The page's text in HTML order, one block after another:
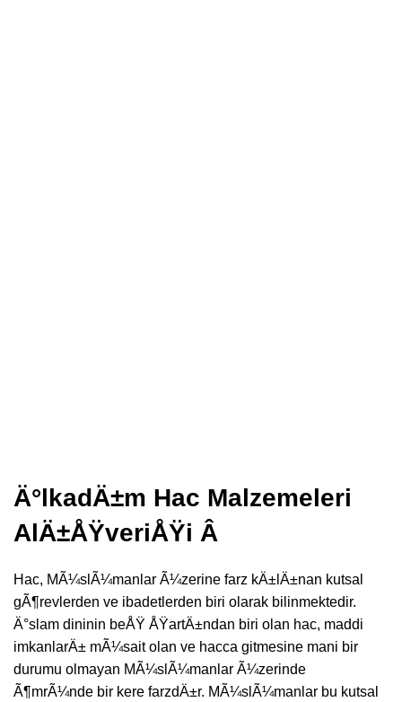
potensmedel-apoteket.com
Ä°lkadÄ±m Hac Malzemeleri
AlÄ±ÅŸveriÅŸi Â
Hac, MÃ¼slÃ¼manlar Ã¼zerine farz kÄ±lÄ±nan kutsal
gÃ¶revlerden ve ibadetlerden biri olarak bilinmektedir.
Ä°slam dininin beÅŸ ÅŸartÄ±ndan biri olan hac, maddi
imkanlarÄ± mÃ¼sait olan ve hacca gitmesine mani bir
durumu olmayan MÃ¼slÃ¼manlar Ã¼zerinde
Ã¶mrÃ¼nde bir kere farzdÄ±r. MÃ¼slÃ¼manlar bu kutsal